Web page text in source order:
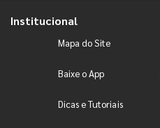
Institucional
Mapa do Site
Baixe o App
Dicas e Tutoriais